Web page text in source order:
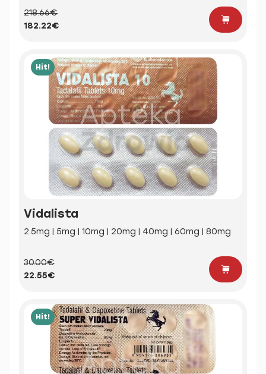
218.66€
182.22€
Hit!
Vidalista
2.5mg | 5mg | 10mg | 20mg | 40mg | 60mg | 80mg
30.00€
22.55€
Hit!